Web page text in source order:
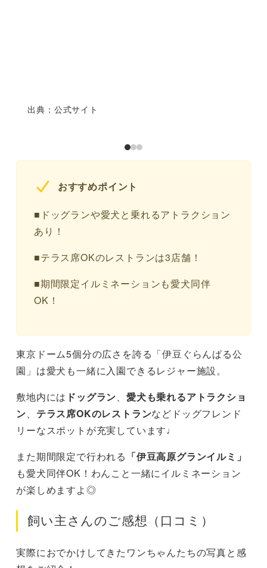
出典：公式サイト
おすすめポイント
■ドッグランや愛犬と乗れるアトラクション
あり！
■テラス席OKのレストランは3店舗！
■期間限定イルミネーションも愛犬同伴
OK！
東京ドーム5個分の広さを誇る「伊豆ぐらんぱる公
園」は愛犬も一緒に入園できるレジャー施設。
敷地内には ドッグラン
愛犬も乗れるアトラクショ
ン
テラス席OKのレストランなどドッグフレンド
リーなスポットが充実しています♩
また期間限定で行われる 「伊豆高原グランイルミ」
も愛犬同伴OK！わんこと一緒にイルミネーション
が楽しめますよ◎
飼い主さんのご感想（口コミ）
実際におでかけしてきたワンちゃんたちの写真と感